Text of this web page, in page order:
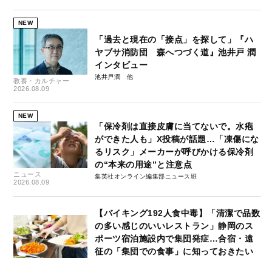
NEW
教養・カルチャー
2026.08.09
「過去と現在の「接点」を探して」『ハ
ヤブサ消防団 森へつづく道』池井戸 潤
インタビュー
池井戸潤
NEW
ニュース
2026.08.09
「保冷剤は直接皮膚に当てないで。水疱
ができた人も」X投稿が話題…「凍傷にな
るリスク」メーカーが呼びかける保冷剤
の“本来の用途”と注意点
集英社オンライン編集部ニュース班
【バイキング192人食中毒】「清潔で品数
の多い感じのいいレストラン」静岡のス
ポーツ宿泊施設内で集団発症…合宿・遠
征の「集団での食事」に知っておきたい